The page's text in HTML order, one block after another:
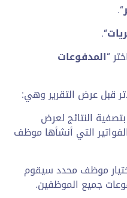
“.
“.
“المدفوعات
قبل عرض التقرير وهي:
النتائج لعرض
التي أنشأها موظف
موظف محدد سيقوم
جميع الموظفين.